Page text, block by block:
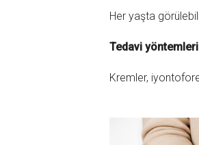
Her yaşta
Tedavi
Kremler,